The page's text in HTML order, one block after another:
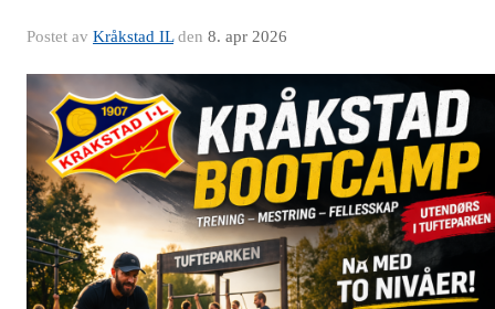
Postet av Kråkstad ILden 8. apr 2026